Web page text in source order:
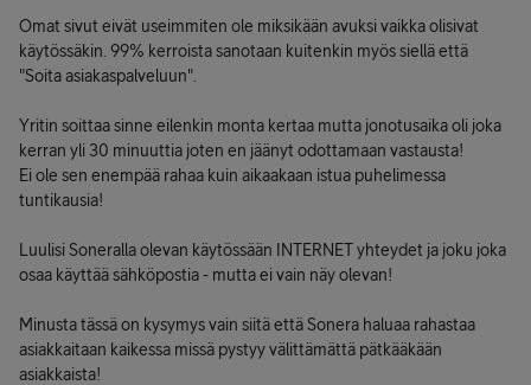
Omat sivut eivät useimmiten ole miksikään avuksi vaikka olisivat
käytössäkin. 99% kerroista sanotaan kuitenkin myös siellä että
"Soita asiakaspalveluun".
Yritin soittaa sinne eilenkin monta kertaa mutta jonotusaika oli joka
kerran yli 30 minuuttia joten en jäänyt odottamaan vastausta!
Ei ole sen enempää rahaa kuin aikaakaan istua puhelimessa
tuntikausia!
Luulisi Soneralla olevan käytössään INTERNET yhteydet ja joku joka
osaa käyttää sähköpostia - mutta ei vain näy olevan!
Minusta tässä on kysymys vain siitä että Sonera haluaa rahastaa
asiakkaitaan kaikessa missä pystyy välittämättä pätkääkään
asiakkaista!